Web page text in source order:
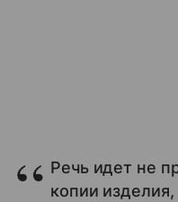
Речь идет не
копии